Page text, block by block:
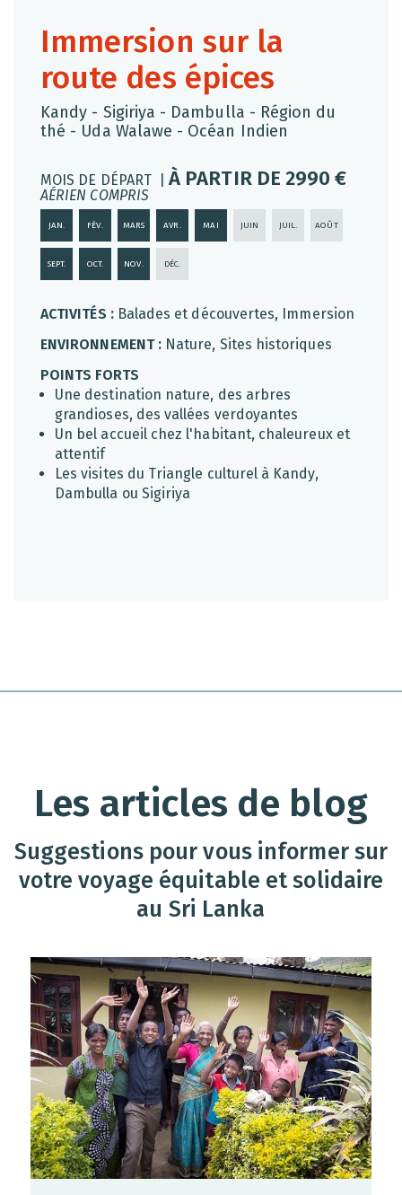
Immersion sur la
route des épices
Kandy - Sigiriya - Dambulla - Région du
thé - Uda Walawe - Océan Indien
MOIS DE DÉPART |À PARTIR DE 2990 €
AÉRIEN COMPRIS
JAN. FÉV. MARS AVR. MAI JUIN JUIL. AOÛT
SEPT. OCT. NOV. DÉC.
ACTIVITÉS :Balades et découvertes, Immersion
ENVIRONNEMENT :Nature, Sites historiques
POINTS FORTS
Une destination nature, des arbres
grandioses, des vallées verdoyantes
Un bel accueil chez l'habitant, chaleureux et
attentif
Les visites du Triangle culturel à Kandy,
Dambulla ou Sigiriya
Les articles de blog
Suggestions pour vous informer sur
votre voyage équitable et solidaire
au Sri Lanka